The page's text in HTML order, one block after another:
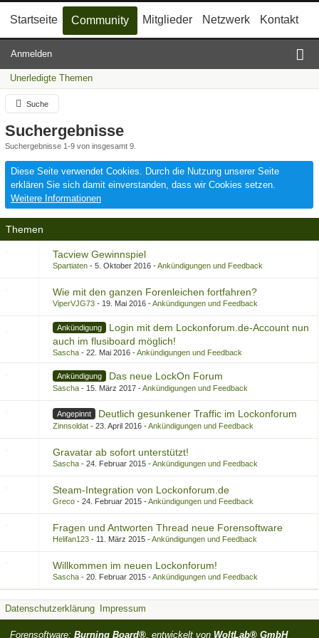
Startseite Community Mitglieder Netzwerk Kontakt
Anmelden
Unerledigte Themen
Suche
Suchergebnisse
Suchergebnisse 1-9 von insgesamt 9.
Diese Seite verwendet Cookies. Durch die Nutzung unserer Seite
erklären Sie sich damit einverstanden, dass wir Cookies setzen.
Weitere Informationen
Themen
Tacview Gewinnspiel
Spartiaten 5. Oktober 2016 Ankündigungen und Feedback
Wie mit den ganzen Forenleichen fortfahren?
ViperVJG73 19. Mai 2016 Ankündigungen und Feedback
Ankündigung
Login mit dem Lockonforum.de-Account nun
auch im flusiboard möglich!
Sascha 22. Mai 2016 Ankündigungen und Feedback
Ankündigung Das neue LockOn Forum
Sascha 15. März 2017 Ankündigungen und Feedback
Angepinnt Deutlich gesunkener Traffic im Lockonforum
Zinnsoldat 23. April 2016 Ankündigungen und Feedback
Gravatar ab sofort unterstützt!
Sascha 24. Februar 2015 Ankündigungen und Feedback
Steam-Integration von Lockonforum.de
Greco 24. Februar 2015 Ankündigungen und Feedback
Fragen und Antworten Thread neue Forensoftware
Helifan123 11. März 2015 Ankündigungen und Feedback
Willkommen im neuen Lockonforum!
Sascha 20. Februar 2015 Ankündigungen und Feedback
Datenschutzerklärung Impressum
Forensoftware: Burning Board®, entwickelt von WoltLab® GmbH